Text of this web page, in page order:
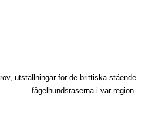
utställningar för de brittiska stående
fågelhundsraserna i vår region.